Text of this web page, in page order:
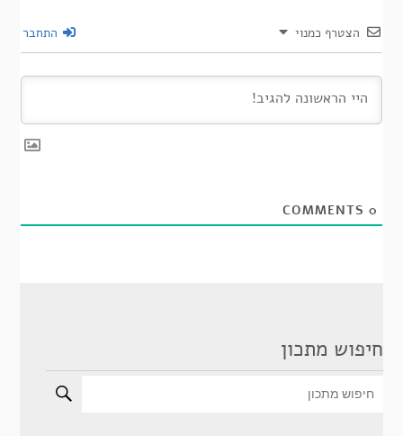
הצטרף כמנוי התחבר
0
חיפוש מתכון